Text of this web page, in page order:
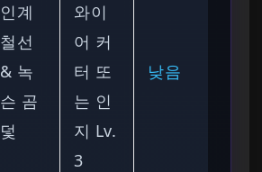
인계
철선
& 녹
슨 곰
덫
와이
어 커
터 또
는 인
지 Lv.
3
낮음